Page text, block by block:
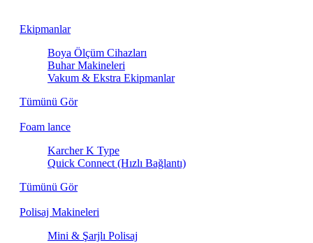
Ekipmanlar
Boya Ölçüm Cihazları
Buhar Makineleri
Vakum & Ekstra Ekipmanlar
Tümünü Gör
Foam lance
Karcher K Type
Quick Connect (Hızlı Bağlantı)
Tümünü Gör
Polisaj Makineleri
Mini & Şarjlı Polisaj